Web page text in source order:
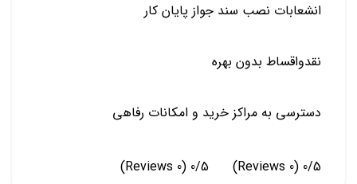
انشعابات نصب سند جواز پایان کار
نقدواقساط بدون بهره
دسترسی به مراکز خرید و امکانات رفاهی
0/5
(0 Reviews)
0/5
(0 Reviews)